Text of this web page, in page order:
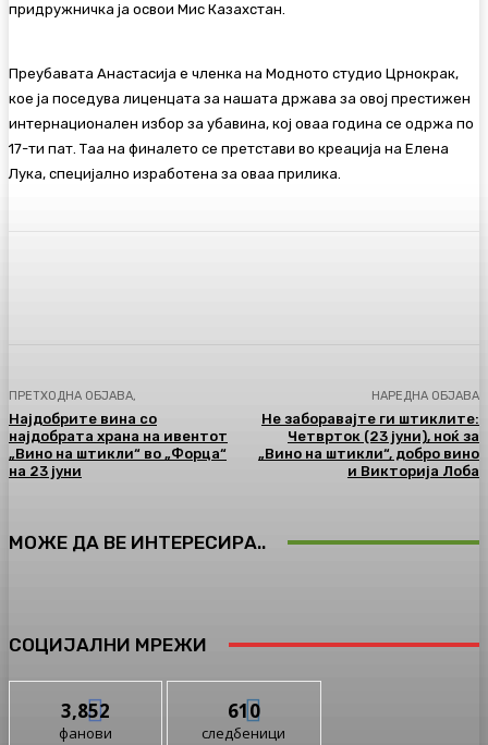
придружничка ја освои Мис Казахстан.
Преубавата Анастасија е членка на Модното студио Црнокрак,
кое ја поседува лиценцата за нашата држава за овој престижен
интернационален избор за убавина, кој оваа година се одржа по
17-ти пат. Таа на финалето се претстави во креација на Елена
Лука, специјално изработена за оваа прилика.
ПРЕТХОДНА ОБЈАВА,
Најдобрите вина со
најдобрата храна на ивентот
„Вино на штикли“ во „Форца“
на 23 јуни
НАРЕДНА ОБЈАВА
Не заборавајте ги штиклите:
Четврток (23 јуни), ноќ за
„Вино на штикли“, добро вино
и Викторија Лоба
МОЖЕ ДА ВЕ ИНТЕРЕСИРА..
СОЦИЈАЛНИ МРЕЖИ
3,852
фанови
610
следбеници